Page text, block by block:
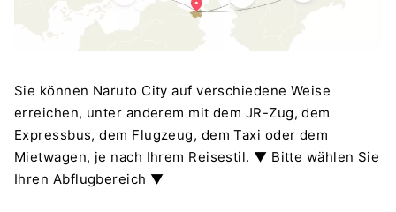
Sie können Naruto City auf verschiedene Weise
erreichen, unter anderem mit dem JR-Zug, dem
Expressbus, dem Flugzeug, dem Taxi oder dem
Mietwagen, je nach Ihrem Reisestil. ▼ Bitte wählen Sie
Ihren Abflugbereich ▼